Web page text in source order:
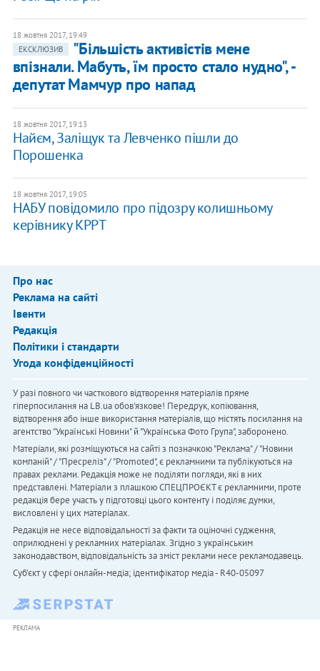
18 жовтня 2017, 19:49
ЕКСКЛЮЗИВ
"Більшість активістів мене
впізнали. Мабуть, їм просто стало нудно", -
депутат Мамчур про напад
18 жовтня 2017, 19:13
Найєм, Заліщук та Левченко пішли до
Порошенка
18 жовтня 2017, 19:05
НАБУ повідомило про підозру колишньому
керівнику КРРТ
Про нас
Реклама на сайті
Івенти
Редакція
Політики і стандарти
Угода конфіденційності
У разі повного чи часткового відтворення матеріалів пряме
гіперпосилання на LB.ua обов'язкове! Передрук, копіювання,
відтворення або інше використання матеріалів, що містять посилання на
агентство "Українськi Новини" й "Українська Фото Група", заборонено.
Матеріали, які розміщуються на сайті з позначкою "Реклама" / "Новини
компаній" / "Пресреліз" / "Promoted", є рекламними та публікуються на
правах реклами. Редакція може не поділяти погляди, які в них
представлені. Матеріали з плашкою СПЕЦПРОЄКТ є рекламними, проте
редакція бере участь у підготовці цього контенту і поділяє думки,
висловлені у цих матеріалах.
Редакція не несе відповідальності за факти та оціночні судження,
оприлюднені у рекламних матеріалах. Згідно з українським
законодавством, відповідальність за зміст реклами несе рекламодавець.
Cуб'єкт у сфері онлайн-медіа; ідентифікатор медіа - R40-05097
РЕКЛАМА